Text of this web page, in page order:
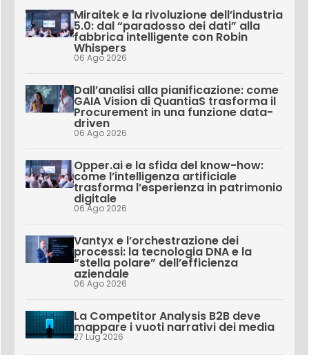
Miraitek e la rivoluzione dell’industria
5.0: dal “paradosso dei dati” alla
fabbrica intelligente con Robin
Whispers
06 Ago 2026
Dall’analisi alla pianificazione: come
GAIA Vision di QuantiaS trasforma il
Procurement in una funzione data-
driven
06 Ago 2026
Opper.ai e la sfida del know-how:
come l’intelligenza artificiale
trasforma l’esperienza in patrimonio
digitale
06 Ago 2026
Vantyx e l’orchestrazione dei
processi: la tecnologia DNA e la
“stella polare” dell’efficienza
aziendale
06 Ago 2026
La Competitor Analysis B2B deve
mappare i vuoti narrativi dei media
27 Lug 2026